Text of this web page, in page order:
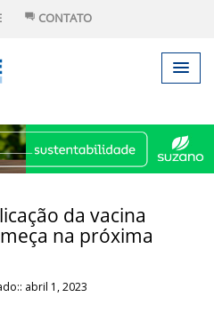
CONTATO
da vacina
na próxima
abril 1, 2023